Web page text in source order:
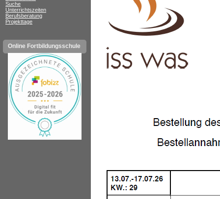
Suche
Unterrichtszeiten
Berufsberatung
Projekttage
Online Fortbildungsschule